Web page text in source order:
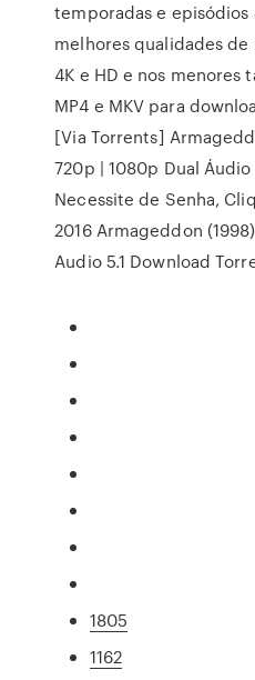
temporadas e episódios
melhores qualidades de
4K e HD e nos menores
MP4 e MKV para
[Via Torrents]
720p | 1080p Dual
Necessite de Senha,
2016 Armageddon
Audio 5.1 Download
1805
1162